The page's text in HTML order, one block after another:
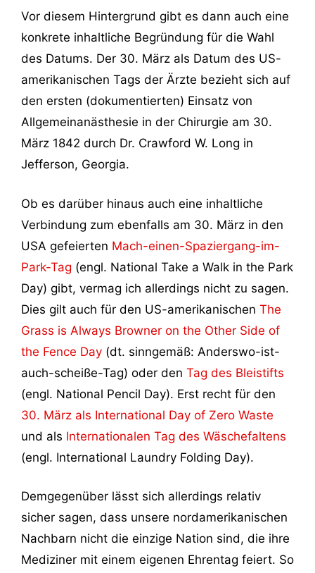
Vor diesem Hintergrund gibt es dann auch eine
konkrete inhaltliche Begründung für die Wahl
des Datums. Der 30. März als Datum des US-
amerikanischen Tags der Ärzte bezieht sich auf
den ersten (dokumentierten) Einsatz von
Allgemeinanästhesie in der Chirurgie am 30.
März 1842 durch Dr. Crawford W. Long in
Jefferson, Georgia.
Ob es darüber hinaus auch eine inhaltliche
Verbindung zum ebenfalls am 30. März in den
USA gefeierten Mach-einen-Spaziergang-im-
Park-Tag (engl. National Take a Walk in the Park
Day) gibt, vermag ich allerdings nicht zu sagen.
Dies gilt auch für den US-amerikanischen The
Grass is Always Browner on the Other Side of
the Fence Day (dt. sinngemäß: Anderswo-ist-
auch-scheiße-Tag) oder den Tag des Bleistifts
(engl. National Pencil Day). Erst recht für den
30. März als International Day of Zero Waste
und als Internationalen Tag des Wäschefaltens
(engl. International Laundry Folding Day).
Demgegenüber lässt sich allerdings relativ
sicher sagen, dass unsere nordamerikanischen
Nachbarn nicht die einzige Nation sind, die ihre
Mediziner mit einem eigenen Ehrentag feiert. So